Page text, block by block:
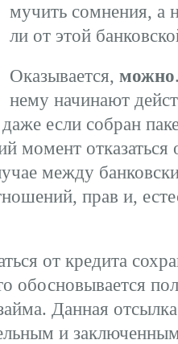
мучить сомнения, а
ли от этой
Оказывается, можно
нему начинают
если собран
момент отказаться
между
прав и,
от кредита
обосновывается
Данная
и